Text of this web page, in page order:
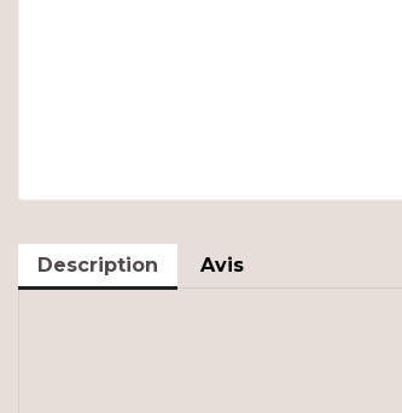
Description Avis